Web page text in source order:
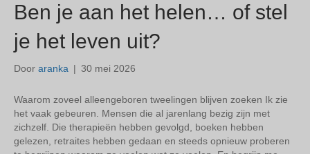
Ben je aan het helen… of stel
je het leven uit?
Door aranka | 30 mei 2026
Waarom zoveel alleengeboren tweelingen blijven zoeken Ik zie
het vaak gebeuren. Mensen die al jarenlang bezig zijn met
zichzelf. Die therapieën hebben gevolgd, boeken hebben
gelezen, retraites hebben gedaan en steeds opnieuw proberen